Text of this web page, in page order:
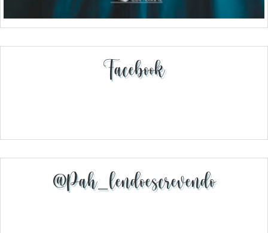
Facebook
@pah_lendoescrevendo